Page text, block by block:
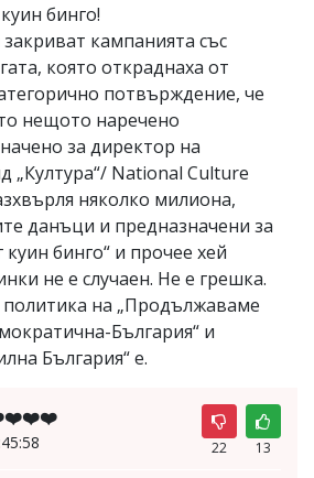
бинго!
закриват кампанията със
която откраднаха от
потвърждение, че
нещото наречено
за директор на
„Култура“/ National Culture
няколко милиона,
данъци и предназначени за
куин бинго“ и прочее хей
не е случаен. Не е грешка.
на „Продължаваме
България“ и
България“ е.
22 13